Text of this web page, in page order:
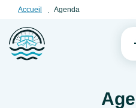
Accueil Agenda